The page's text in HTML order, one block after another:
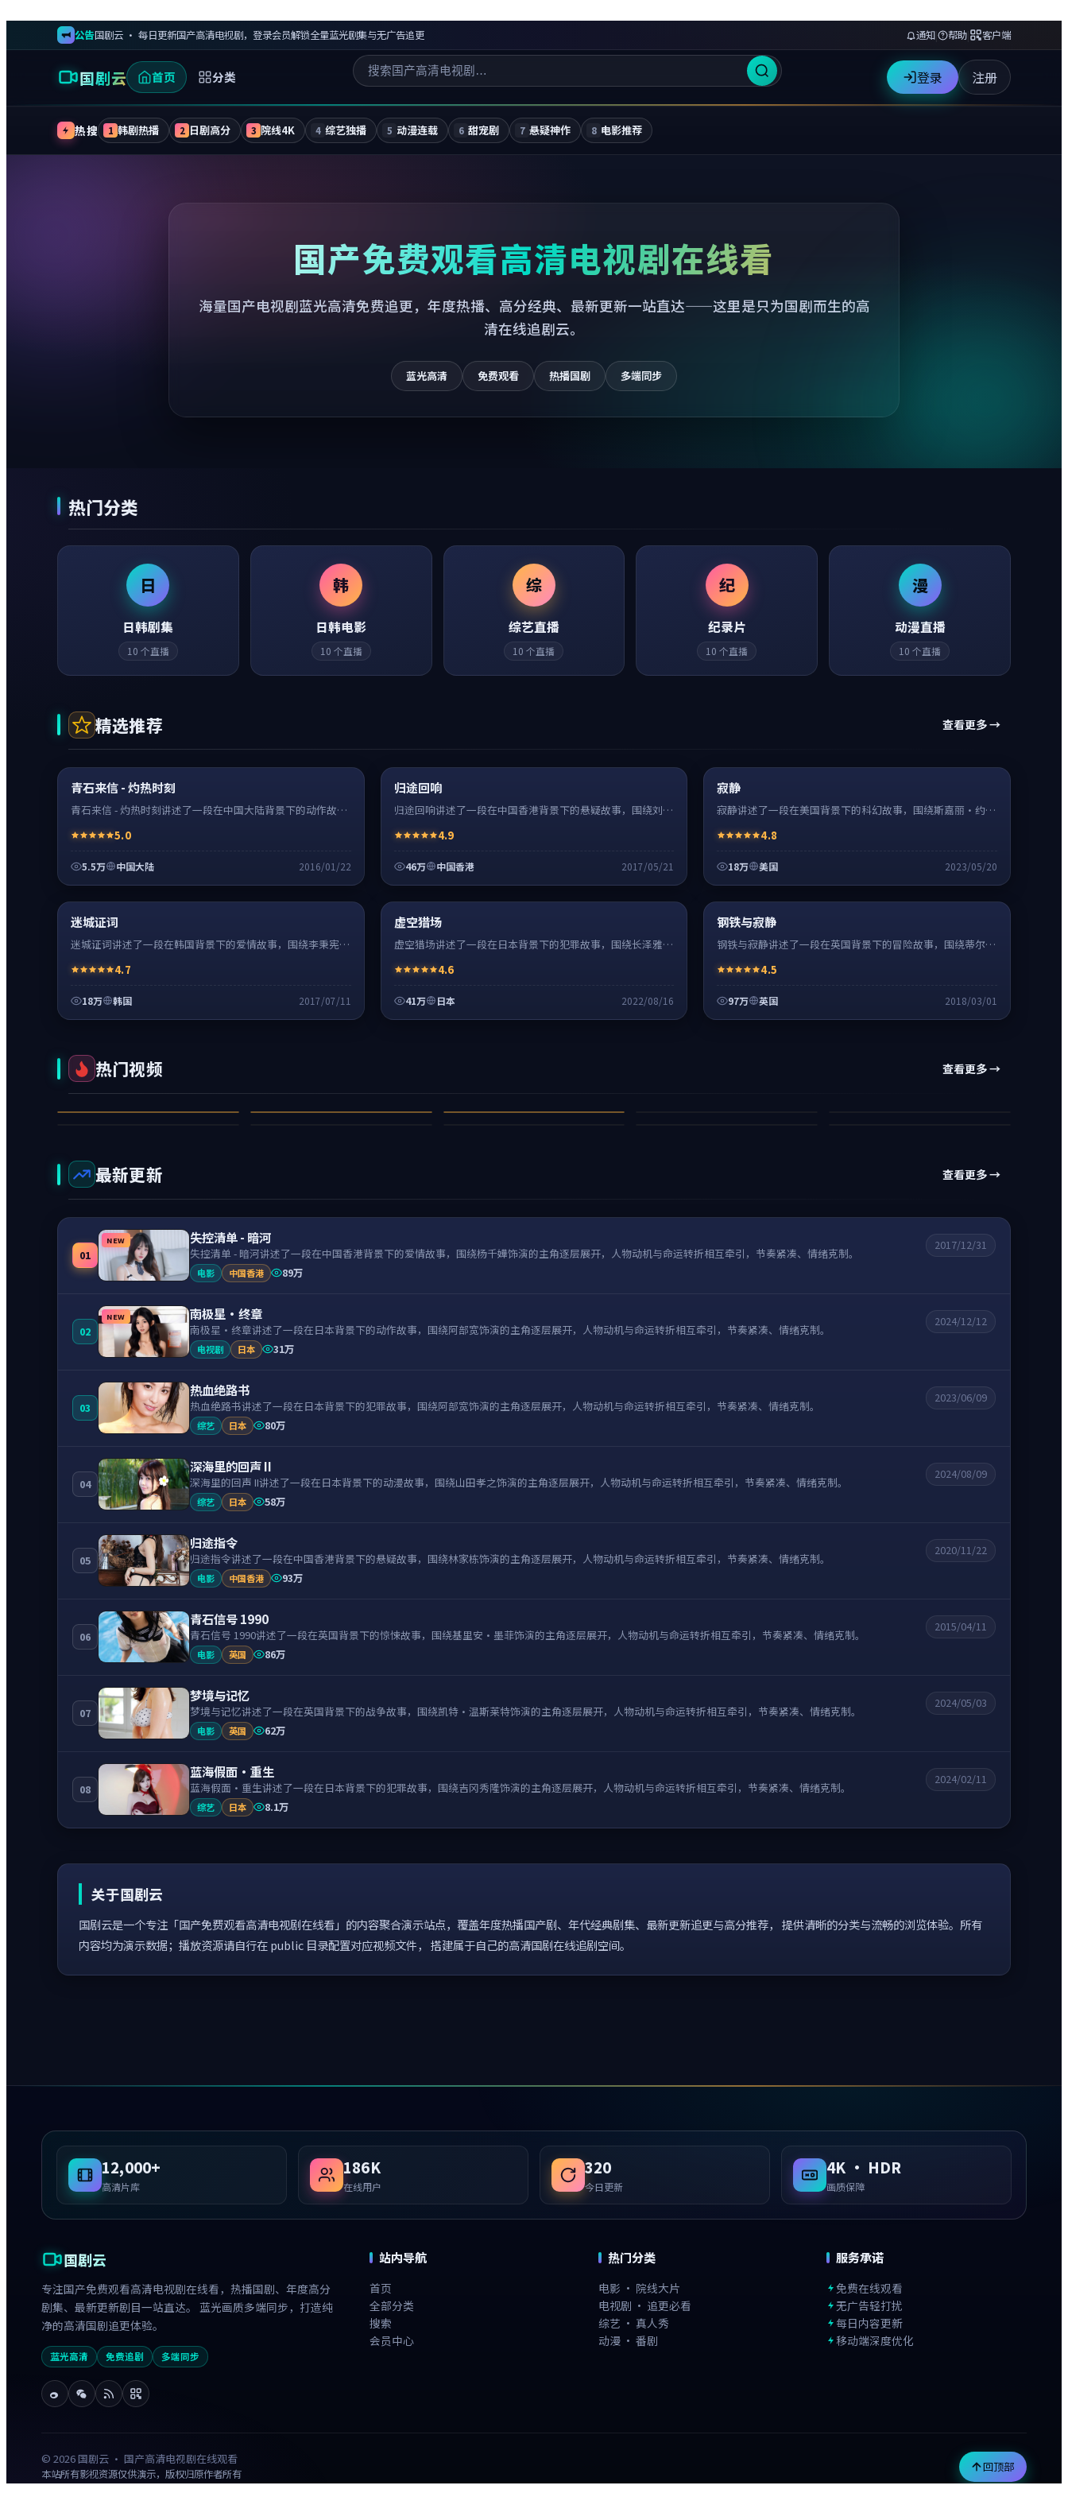
公告国剧云 · 每日更新国产高清电视剧，登录会员解锁全量蓝光剧集与无广告追更 通知 帮助 客户端
国剧云 首页 分类 登录 注册
热搜 1 韩剧热播 2 日剧高分 3 院线4K 4 综艺独播 5 动漫连载 6 甜宠剧 7 悬疑神作 8 电影推荐
国产免费观看高清电视剧在线看
海量国产电视剧蓝光高清免费追更，年度热播、高分经典、最新更新一站直达——这里是只为国剧而生的高
清在线追剧云。
蓝光高清 免费观看 热播国剧 多端同步
热门分类
日
日韩剧集
10 个直播
韩
日韩电影
10 个直播
综
综艺直播
10 个直播
纪
纪录片
10 个直播
漫
动漫直播
10 个直播
精选推荐 查看更多 →
超清4K
动作 0:20
青石来信 - 灼热时刻
青石来信 - 灼热时刻讲述了一段在中国大陆背景下的动作故
牵引，节奏紧凑、情绪克制。
5.0
5.5万 中国大陆 2016/01/22
超清4K
悬疑
归途回响
归途回响讲述了一段在中国香港背景下的悬疑故事，围绕刘德
紧凑、情绪克制。
4.9
46万 中国香港 2017/05/21
高清
寂静
寂静讲述了一段在美国背景下的科幻故事，围绕斯嘉丽·约翰
紧凑、情绪克制。
4.8
18万 美国 2023/05/20
超清4K
爱情 24:41
迷城证词
迷城证词讲述了一段在韩国背景下的爱情故事，围绕李秉宪饰
凑、情绪克制。
4.7
18万 韩国 2017/07/11
超清4K
犯罪 32:48
虚空猎场
虚空猎场讲述了一段在日本背景下的犯罪故事，围绕长泽雅美
凑、情绪克制。
4.6
41万 日本 2022/08/16
超清4K
冒险 0:55
钢铁与寂静
钢铁与寂静讲述了一段在英国背景下的冒险故事，围绕蒂尔达
引，节奏紧凑、情绪克制。
4.5
97万 英国 2018/03/01
热门视频 查看更多 →
深海里的回声
98万 动漫 97万
暮色孤岛·前传 苍梧残章
最新更新 查看更多 →
01
NEW 失控清单 - 暗河
失控清单 - 暗河讲述了一段在中国香港背景下的爱情故事，围绕杨千嬅饰演的主角逐层展开，人物动机与命运转折相互牵引，节奏紧凑、情绪克制。
电影 中国香港 89万
2017/12/31
02
NEW 南极星·终章
南极星·终章讲述了一段在日本背景下的动作故事，围绕阿部宽饰演的主角逐层展开，人物动机与命运转折相互牵引，节奏紧凑、情绪克制。
电视剧 日本 31万
2024/12/12
03
热血绝路书
热血绝路书讲述了一段在日本背景下的犯罪故事，围绕阿部宽饰演的主角逐层展开，人物动机与命运转折相互牵引，节奏紧凑、情绪克制。
综艺 日本 80万
2023/06/09
04
深海里的回声 II
深海里的回声 II讲述了一段在日本背景下的动漫故事，围绕山田孝之饰演的主角逐层展开，人物动机与命运转折相互牵引，节奏紧凑、情绪克制。
综艺 日本 58万
2024/08/09
05
归途指令
归途指令讲述了一段在中国香港背景下的悬疑故事，围绕林家栋饰演的主角逐层展开，人物动机与命运转折相互牵引，节奏紧凑、情绪克制。
电影 中国香港 93万
2020/11/22
06
青石信号 1990
青石信号 1990讲述了一段在英国背景下的惊悚故事，围绕基里安·墨菲饰演的主角逐层展开，人物动机与命运转折相互牵引，节奏紧凑、情绪克制。
电影 英国 86万
2015/04/11
07
梦境与记忆
梦境与记忆讲述了一段在英国背景下的战争故事，围绕凯特·温斯莱特饰演的主角逐层展开，人物动机与命运转折相互牵引，节奏紧凑、情绪克制。
电影 英国 62万
2024/05/03
08
蓝海假面·重生
蓝海假面·重生讲述了一段在日本背景下的犯罪故事，围绕吉冈秀隆饰演的主角逐层展开，人物动机与命运转折相互牵引，节奏紧凑、情绪克制。
综艺 日本 8.1万
2024/02/11
关于国剧云
国剧云是一个专注「国产免费观看高清电视剧在线看」的内容聚合演示站点，覆盖年度热播国产剧、年代经典剧集、最新更新追更与高分推荐， 提供清晰的分类与流畅的浏览体验。所有
内容均为演示数据；播放资源请自行在 public 目录配置对应视频文件， 搭建属于自己的高清国剧在线追剧空间。
12,000+
高清片库
186K
在线用户
320
今日更新
4K · HDR
画质保障
国剧云
专注国产免费观看高清电视剧在线看，热播国剧、年度高分
剧集、最新更新剧目一站直达。 蓝光画质多端同步，打造纯
净的高清国剧追更体验。
蓝光高清 免费追剧 多端同步
站内导航
首页
全部分类
搜索
会员中心
热门分类
电影 · 院线大片
电视剧 · 追更必看
综艺 · 真人秀
动漫 · 番剧
服务承诺
免费在线观看
无广告轻打扰
每日内容更新
移动端深度优化
© 2026 国剧云 · 国产高清电视剧在线观看
本站所有影视资源仅供演示，版权归原作者所有
回顶部